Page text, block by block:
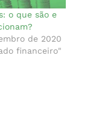
o que são e
de 2020
financeiro"